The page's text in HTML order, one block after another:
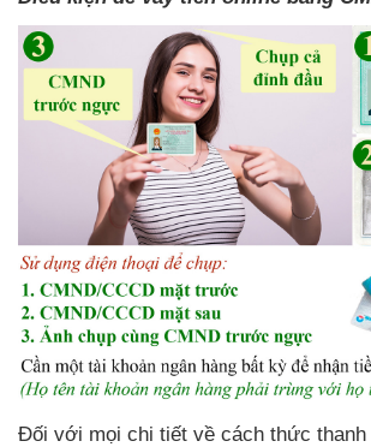
Đối với mọi chi tiết về cách thức